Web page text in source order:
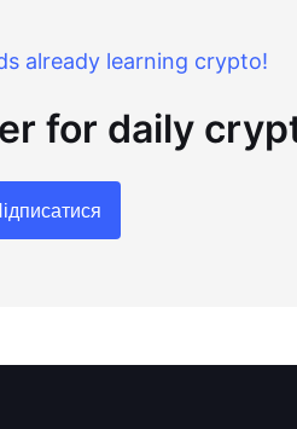
already learning crypto!
for daily